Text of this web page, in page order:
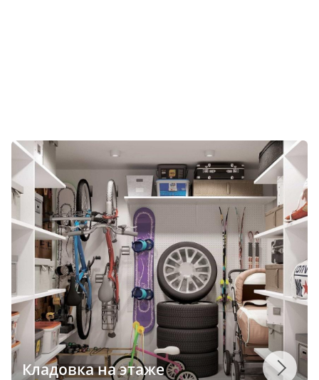
Кладовка на этаже